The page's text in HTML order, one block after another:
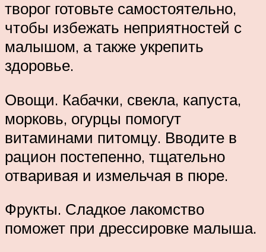
творог готовьте самостоятельно,
чтобы избежать неприятностей с
малышом, а также укрепить
здоровье.
Овощи. Кабачки, свекла, капуста,
морковь, огурцы помогут
витаминами питомцу. Вводите в
рацион постепенно, тщательно
отваривая и измельчая в пюре.
Фрукты. Сладкое лакомство
поможет при дрессировке малыша.